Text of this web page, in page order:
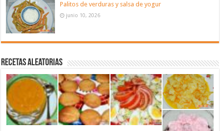
Palitos de verduras y salsa de yogur
junio 10, 2026
Recetas aleatorias